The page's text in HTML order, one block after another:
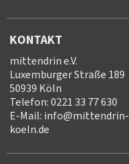
KONTAKT
mittendrin e.V.
Luxemburger Straße 189
50939 Köln
Telefon: 0221 33 77 630
E-Mail: info@mittendrin-
koeln.de